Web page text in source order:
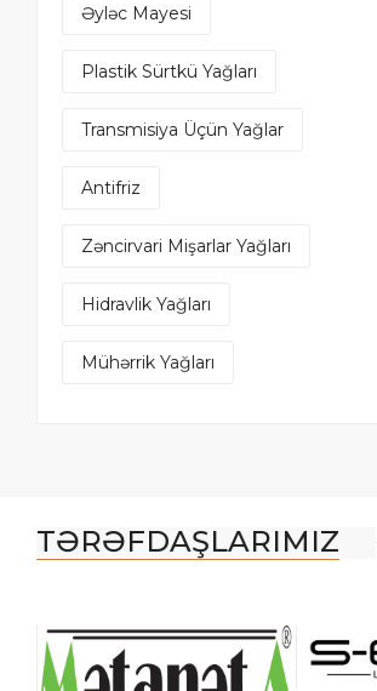
Əyləc Mayesi
Plastik Sürtkü Yağları
Transmisiya Üçün Yağlar
Antifriz
Zəncirvari Mişarlar Yağları
Hidravlik Yağları
Mühərrik Yağları
TƏRƏFDAŞLARIMIZ